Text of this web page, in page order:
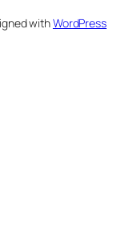
withWordPress